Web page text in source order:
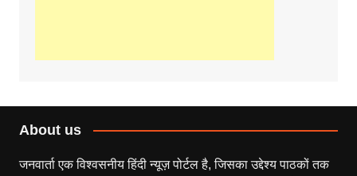
About us
जनवार्ता एक विश्वसनीय हिंदी न्यूज़ पोर्टल है, जिसका उद्देश्य पाठकों तक